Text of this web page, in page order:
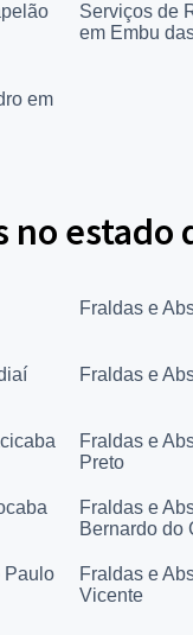
Serviços de
em Embu
em
estado
Fraldas e
Fraldas e
Fraldas e
Preto
Fraldas e
Bernardo do
Paulo
Fraldas e
Vicente